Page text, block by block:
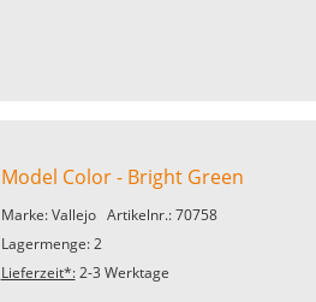
Model Color - Bright Green
Marke: Vallejo Artikelnr.: 70758
Lagermenge: 2
Lieferzeit*:2-3 Werktage